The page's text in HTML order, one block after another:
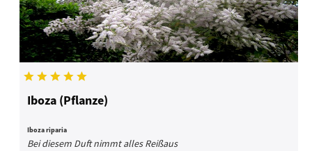
Iboza (Pflanze)
Iboza riparia
Bei diesem Duft nimmt alles Reißaus